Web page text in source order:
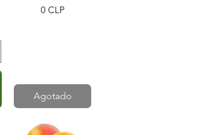
Precio
0 CLP
Agotado